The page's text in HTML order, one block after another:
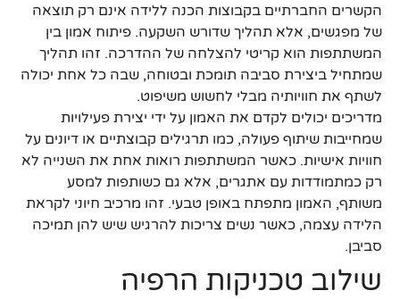
הקשרים החברתיים בקבוצות הכנה ללידה אינם רק תוצאה
של מפגשים, אלא תהליך שדורש השקעה. פיתוח אמון בין
המשתתפות הוא קריטי להצלחה של ההדרכה. זהו תהליך
שמתחיל ביצירת סביבה תומכת ובטוחה, שבה כל אחת יכולה
לשתף את חוויותיה מבלי לחשוש משיפוט.
מדריכים יכולים לקדם את האמון על ידי יצירת פעילויות
שמחייבות שיתוף פעולה, כמו תרגילים קבוצתיים או דיונים על
חוויות אישיות. כאשר המשתתפות רואות אחת את השנייה לא
רק כמתמודדות עם אתגרים, אלא גם כשותפות למסע
משותף, האמון מתפתח באופן טבעי. זהו מרכיב חיוני לקראת
הלידה עצמה, כאשר נשים צריכות להרגיש שיש להן תמיכה
סביבן.
שילוב טכניקות הרפיה